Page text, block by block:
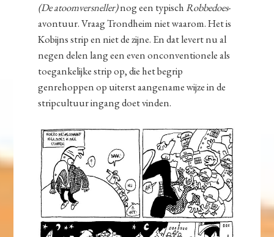
(De atoomversneller)nog een typischRobbedoes-
avontuur. Vraag Trondheim niet waarom. Het is
Kobijns strip en niet de zijne. En dat levert nu al
negen delen lang een even onconventionele als
toegankelijke strip op, die het begrip
genrehoppen op uiterst aangename wijze in de
stripcultuur ingang doet vinden.